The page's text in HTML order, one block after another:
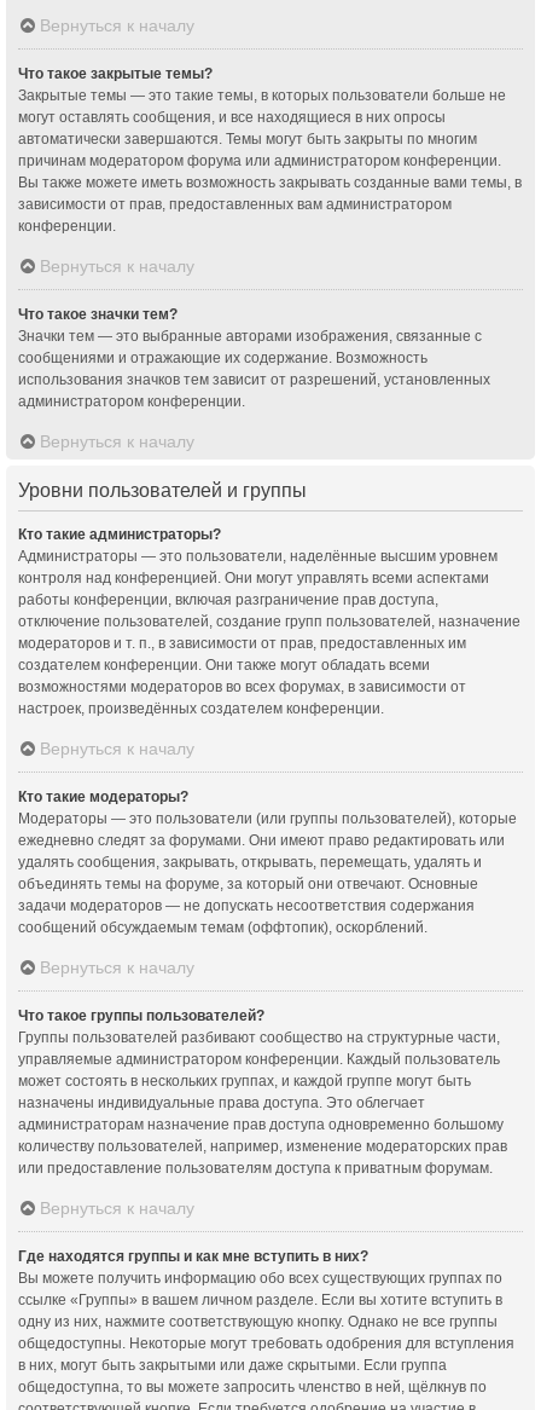
Вернуться к началу
Что такое закрытые темы?
Закрытые темы — это такие темы, в которых пользователи больше не
могут оставлять сообщения, и все находящиеся в них опросы
автоматически завершаются. Темы могут быть закрыты по многим
причинам модератором форума или администратором конференции.
Вы также можете иметь возможность закрывать созданные вами темы, в
зависимости от прав, предоставленных вам администратором
конференции.
Вернуться к началу
Что такое значки тем?
Значки тем — это выбранные авторами изображения, связанные с
сообщениями и отражающие их содержание. Возможность
использования значков тем зависит от разрешений, установленных
администратором конференции.
Вернуться к началу
Уровни пользователей и группы
Кто такие администраторы?
Администраторы — это пользователи, наделённые высшим уровнем
контроля над конференцией. Они могут управлять всеми аспектами
работы конференции, включая разграничение прав доступа,
отключение пользователей, создание групп пользователей, назначение
модераторов и т. п., в зависимости от прав, предоставленных им
создателем конференции. Они также могут обладать всеми
возможностями модераторов во всех форумах, в зависимости от
настроек, произведённых создателем конференции.
Вернуться к началу
Кто такие модераторы?
Модераторы — это пользователи (или группы пользователей), которые
ежедневно следят за форумами. Они имеют право редактировать или
удалять сообщения, закрывать, открывать, перемещать, удалять и
объединять темы на форуме, за который они отвечают. Основные
задачи модераторов — не допускать несоответствия содержания
сообщений обсуждаемым темам (оффтопик), оскорблений.
Вернуться к началу
Что такое группы пользователей?
Группы пользователей разбивают сообщество на структурные части,
управляемые администратором конференции. Каждый пользователь
может состоять в нескольких группах, и каждой группе могут быть
назначены индивидуальные права доступа. Это облегчает
администраторам назначение прав доступа одновременно большому
количеству пользователей, например, изменение модераторских прав
или предоставление пользователям доступа к приватным форумам.
Вернуться к началу
Где находятся группы и как мне вступить в них?
Вы можете получить информацию обо всех существующих группах по
ссылке «Группы» в вашем личном разделе. Если вы хотите вступить в
одну из них, нажмите соответствующую кнопку. Однако не все группы
общедоступны. Некоторые могут требовать одобрения для вступления
в них, могут быть закрытыми или даже скрытыми. Если группа
общедоступна, то вы можете запросить членство в ней, щёлкнув по